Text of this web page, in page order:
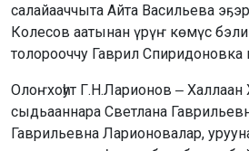
салайааччыта Айта Васильева
Колесов аатынан үрүҥ көмүс
толорооччу Гаврил Спиридоновка
Олоҥхоһут Г.Н.Ларионов ‒
сыдьааннара Светлана
Гаврильевна Ларионовалар,